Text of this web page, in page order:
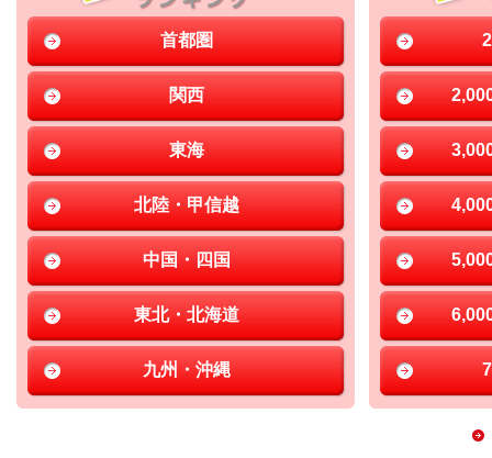
首都圏
関西
東海
北陸・甲信越
中国・四国
東北・北海道
九州・沖縄